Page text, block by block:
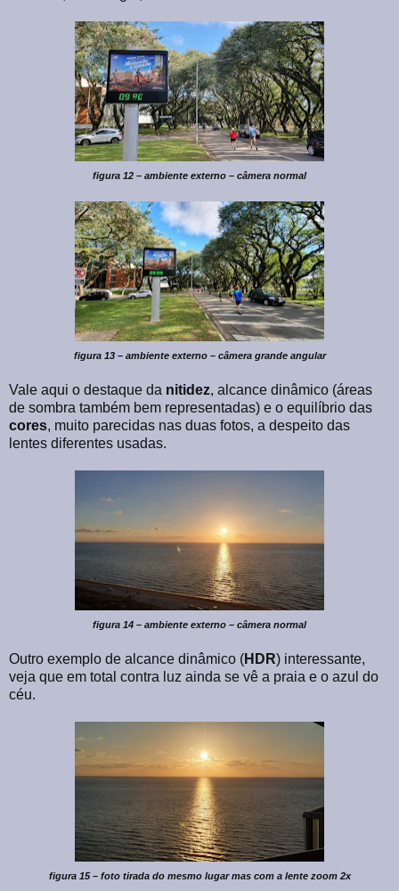
figura 12 – ambiente externo – câmera normal
figura 13 – ambiente externo – câmera grande angular
Vale aqui o destaque da nitidez, alcance dinâmico (áreas
de sombra também bem representadas) e o equilíbrio das
cores, muito parecidas nas duas fotos, a despeito das
lentes diferentes usadas.
figura 14 – ambiente externo – câmera normal
Outro exemplo de alcance dinâmico (HDR) interessante,
veja que em total contra luz ainda se vê a praia e o azul do
céu.
figura 15 – foto tirada do mesmo lugar mas com a lente zoom 2x